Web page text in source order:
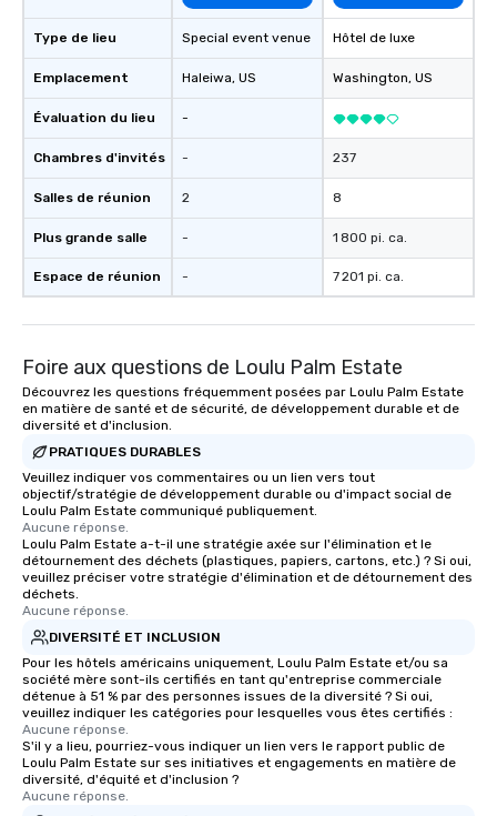
Type de lieu
Emplacement
Évaluation du lieu
Chambres d'invités
Salles de réunion
Plus grande salle
Espace de réunion
Special event venue
Haleiwa, US
-
-
2
-
-
Hôtel de luxe
Washington, US
237
8
1 800 pi. ca.
7 201 pi. ca.
Foire aux questions de Loulu Palm Estate
Découvrez les questions fréquemment posées par Loulu Palm Estate
en matière de santé et de sécurité, de développement durable et de
diversité et d'inclusion.
PRATIQUES DURABLES
Veuillez indiquer vos commentaires ou un lien vers tout
objectif/stratégie de développement durable ou d'impact social de
Loulu Palm Estate communiqué publiquement.
Aucune réponse.
Loulu Palm Estate a-t-il une stratégie axée sur l'élimination et le
détournement des déchets (plastiques, papiers, cartons, etc.) ? Si oui,
veuillez préciser votre stratégie d'élimination et de détournement des
déchets.
Aucune réponse.
DIVERSITÉ ET INCLUSION
Pour les hôtels américains uniquement, Loulu Palm Estate et/ou sa
société mère sont-ils certifiés en tant qu'entreprise commerciale
détenue à 51 % par des personnes issues de la diversité ? Si oui,
veuillez indiquer les catégories pour lesquelles vous êtes certifiés :
Aucune réponse.
S'il y a lieu, pourriez-vous indiquer un lien vers le rapport public de
Loulu Palm Estate sur ses initiatives et engagements en matière de
diversité, d'équité et d'inclusion ?
Aucune réponse.